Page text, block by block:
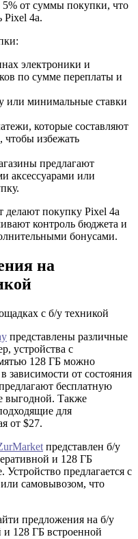
от суммы покупки, что
Pixel 4a.
электроники и
по сумме переплаты и
или минимальные ставки
которые составляют
чтобы избежать
предлагают
аксессуарами или
делают покупку Pixel 4a
контроль бюджета и
бонусами.
на
представлены различные
устройства с
128 ГБ можно
зависимости от состояния
бесплатную
выгодной. Также
для
от $27.
представлен б/у
и 128 ГБ
предлагается с
самовывозом, что
предложения на б/у
и 128 ГБ встроенной